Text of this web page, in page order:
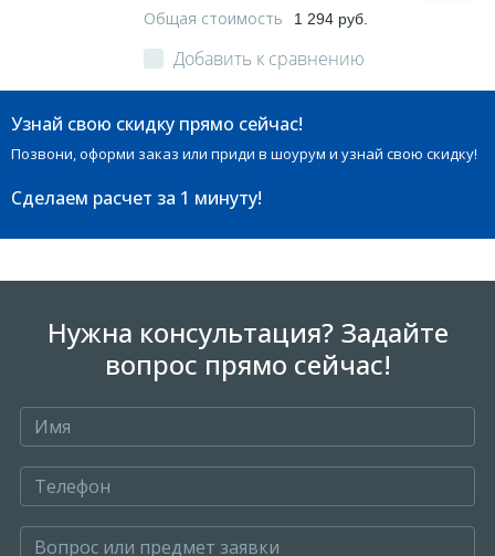
Общая стоимость 1 294 руб.
Добавить к сравнению
Узнай свою скидку прямо сейчас!
Позвони, оформи заказ или приди в шоурум и узнай свою скидку!
Сделаем расчет за 1 минуту!
Нужна консультация? Задайте
вопрос прямо сейчас!